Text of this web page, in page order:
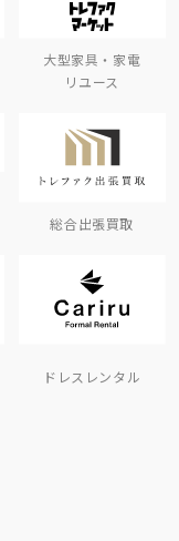
大型家具・家電
リユース
総合出張買取
ドレスレンタル